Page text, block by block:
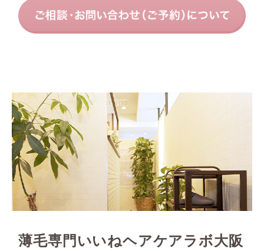
薄毛専門いいねヘアケアラボ大阪